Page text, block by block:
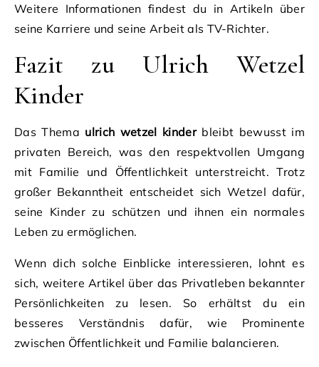
Weitere Informationen findest du in Artikeln über
seine Karriere und seine Arbeit als TV-Richter.
Fazit zu Ulrich Wetzel
Kinder
Das Thema ulrich wetzel kinderbleibt bewusst im
privaten Bereich, was den respektvollen Umgang
mit Familie und Öffentlichkeit unterstreicht. Trotz
großer Bekanntheit entscheidet sich Wetzel dafür,
seine Kinder zu schützen und ihnen ein normales
Leben zu ermöglichen.
Wenn dich solche Einblicke interessieren, lohnt es
sich, weitere Artikel über das Privatleben bekannter
Persönlichkeiten zu lesen. So erhältst du ein
besseres Verständnis dafür, wie Prominente
zwischen Öffentlichkeit und Familie balancieren.